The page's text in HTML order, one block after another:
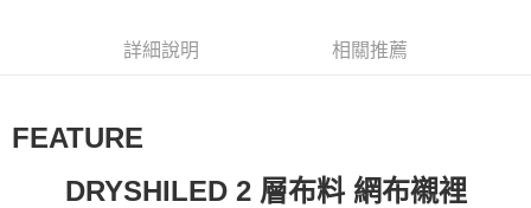
每筆NT$60，滿NT$1,900(含以上)免運費
7-11取貨付款
詳細說明 相關推薦
FEATURE
DRYSHILED 2 層布料 網布襯裡